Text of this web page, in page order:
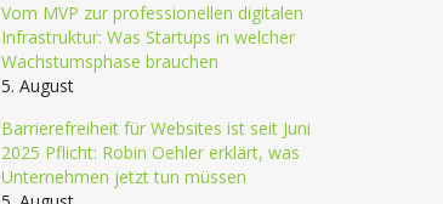
Vom MVP zur professionellen digitalen
Infrastruktur: Was Startups in welcher
Wachstumsphase brauchen
5. August
Barrierefreiheit für Websites ist seit Juni
2025 Pflicht: Robin Oehler erklärt, was
Unternehmen jetzt tun müssen